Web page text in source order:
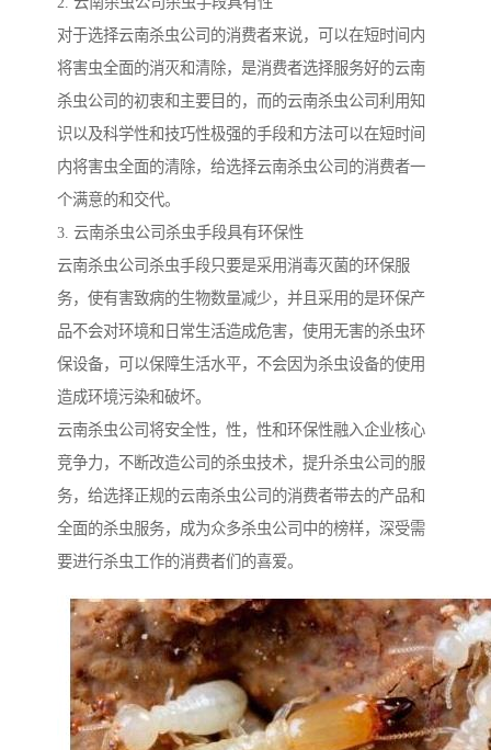
对于选择云南杀虫公司的消费者来说，可以在短时间内
将害虫全面的消灭和清除，是消费者选择服务好的云南
杀虫公司的初衷和主要目的，而的云南杀虫公司利用知
识以及科学性和技巧性极强的手段和方法可以在短时间
内将害虫全面的清除，给选择云南杀虫公司的消费者一
个满意的和交代。
3. 云南杀虫公司杀虫手段具有环保性
云南杀虫公司杀虫手段只要是采用消毒灭菌的环保服
务，使有害致病的生物数量减少，并且采用的是环保产
品不会对环境和日常生活造成危害，使用无害的杀虫环
保设备，可以保障生活水平，不会因为杀虫设备的使用
造成环境污染和破坏。
云南杀虫公司将安全性，性，性和环保性融入企业核心
竞争力，不断改造公司的杀虫技术，提升杀虫公司的服
务，给选择正规的云南杀虫公司的消费者带去的产品和
全面的杀虫服务，成为众多杀虫公司中的榜样，深受需
要进行杀虫工作的消费者们的喜爱。